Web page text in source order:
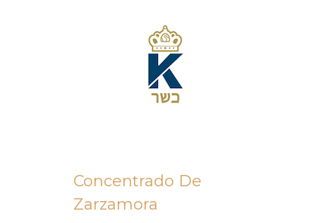
Concentrado De
Zarzamora